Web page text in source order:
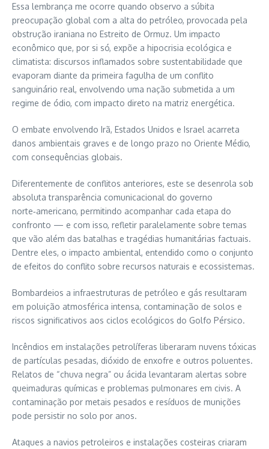
Essa lembrança me ocorre quando observo a súbita
preocupação global com a alta do petróleo, provocada pela
obstrução iraniana no Estreito de Ormuz. Um impacto
econômico que, por si só, expõe a hipocrisia ecológica e
climatista: discursos inflamados sobre sustentabilidade que
evaporam diante da primeira fagulha de um conflito
sanguinário real, envolvendo uma nação submetida a um
regime de ódio, com impacto direto na matriz energética.
O embate envolvendo Irã, Estados Unidos e Israel acarreta
danos ambientais graves e de longo prazo no Oriente Médio,
com consequências globais.
Diferentemente de conflitos anteriores, este se desenrola sob
absoluta transparência comunicacional do governo
norte‑americano, permitindo acompanhar cada etapa do
confronto — e com isso, refletir paralelamente sobre temas
que vão além das batalhas e tragédias humanitárias factuais.
Dentre eles, o impacto ambiental, entendido como o conjunto
de efeitos do conflito sobre recursos naturais e ecossistemas.
Bombardeios a infraestruturas de petróleo e gás resultaram
em poluição atmosférica intensa, contaminação de solos e
riscos significativos aos ciclos ecológicos do Golfo Pérsico.
Incêndios em instalações petrolíferas liberaram nuvens tóxicas
de partículas pesadas, dióxido de enxofre e outros poluentes.
Relatos de “chuva negra” ou ácida levantaram alertas sobre
queimaduras químicas e problemas pulmonares em civis. A
contaminação por metais pesados e resíduos de munições
pode persistir no solo por anos.
Ataques a navios petroleiros e instalações costeiras criaram